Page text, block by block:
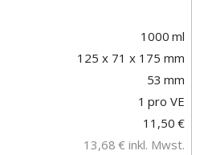
1000 ml
125 x 71 x 175 mm
53 mm
1 pro VE
11,50 €
13,68 € inkl. Mwst.